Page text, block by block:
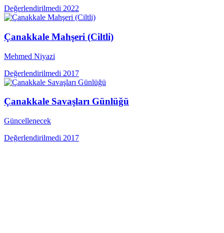
Değerlendirilmedi 2022
Çanakkale Mahşeri (Ciltli)
Mehmed Niyazi
Değerlendirilmedi 2017
Çanakkale Savaşları Günlüğü
Güncellenecek
Değerlendirilmedi 2017